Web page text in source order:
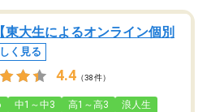
東大生によるオンライン個別
く見る
4.4 （38件）
中1～中3 高1～高3 浪人生